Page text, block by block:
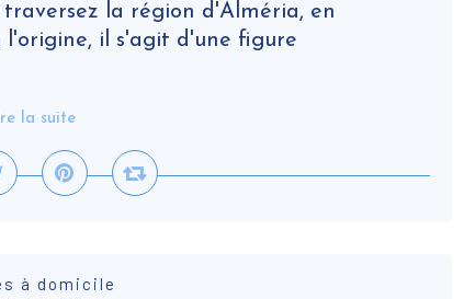
traversez la région d'Alméria, en
l'origine, il s'agit d'une figure
la suite
à domicile